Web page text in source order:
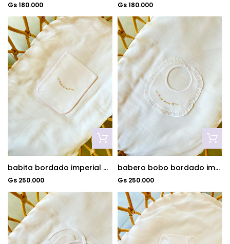
Gs 180.000 Gs 180.000
babita bordado imperial 48*18cm
Gs 250.000
babero bobo bordado imperial
Gs 250.000